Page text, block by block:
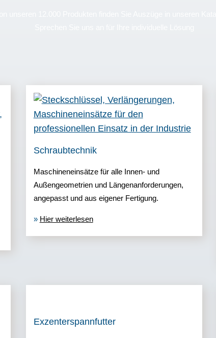
Schraubtechnik
Maschineneinsätze für alle Innen- und
Außengeometrien und Längenanforderungen,
angepasst und aus eigener Fertigung.
» Hier weiterlesen
Exzenterspannfutter